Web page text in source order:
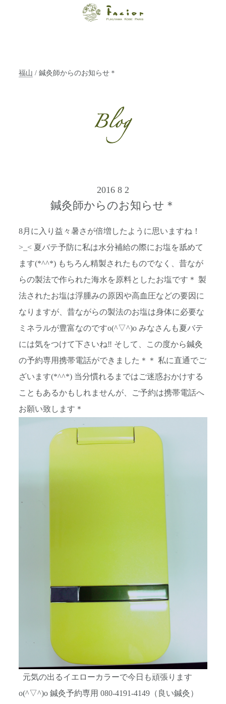
ン ファシオー
輝く美をトータ
ルでご提案しま
す。
福山 / 鍼灸師からのお知らせ＊
2016 8 2
鍼灸師からのお知らせ＊
8月に入り益々暑さが倍増したように思いますね！
>_< 夏バテ予防に私は水分補給の際にお塩を舐めて
ます(*^^*) もちろん精製されたものでなく、昔なが
らの製法で作られた海水を原料としたお塩です＊ 製
法されたお塩は浮腫みの原因や高血圧などの要因に
なりますが、昔ながらの製法のお塩は身体に必要な
ミネラルが豊富なのですo(^▽^)o みなさんも夏バテ
には気をつけて下さいね‼︎ そして、この度から鍼灸
の予約専用携帯電話ができました＊＊ 私に直通でご
ざいます(*^^*) 当分慣れるまではご迷惑おかけする
こともあるかもしれませんが、ご予約は携帯電話へ
お願い致します＊
元気の出るイエローカラーで今日も頑張ります
o(^▽^)o 鍼灸予約専用 080-4191-4149（良い鍼灸）